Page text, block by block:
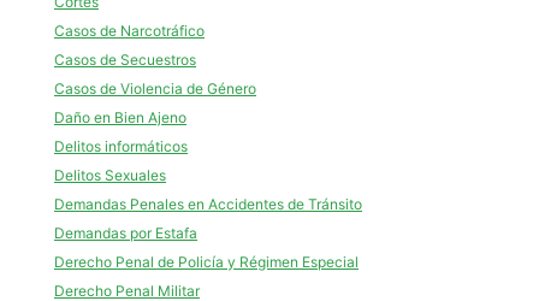
Casos de Narcotráfico
Casos de Secuestros
Casos de Violencia de Género
Daño en Bien Ajeno
Delitos informáticos
Delitos Sexuales
Demandas Penales en Accidentes de Tránsito
Demandas por Estafa
Derecho Penal de Policía y Régimen Especial
Derecho Penal Militar